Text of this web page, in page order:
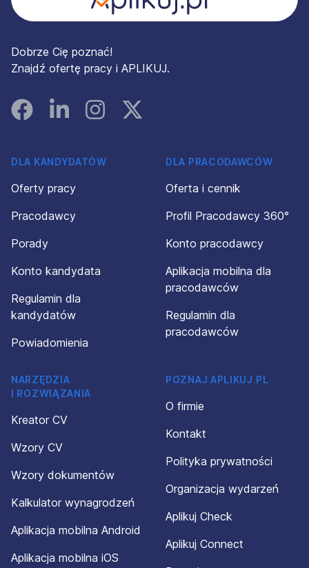
Dobrze Cię poznać!
Znajdź ofertę pracy i APLIKUJ.
FacebookLinked InInstagramInstagram
DLA KANDYDATÓW
Oferty pracy
Pracodawcy
Porady
Konto kandydata
Regulamin dla
kandydatów
Powiadomienia
DLA PRACODAWCÓW
Oferta i cennik
Profil Pracodawcy 360°
Konto pracodawcy
Aplikacja mobilna dla
pracodawców
Regulamin dla
pracodawców
NARZĘDZIA
I ROZWIĄZANIA
Kreator CV
Wzory CV
Wzory dokumentów
Kalkulator wynagrodzeń
Aplikacja mobilna Android
Aplikacja mobilna iOS
POZNAJ APLIKUJ.PL
O firmie
Kontakt
Polityka prywatności
Organizacja wydarzeń
Aplikuj Check
Aplikuj Connect